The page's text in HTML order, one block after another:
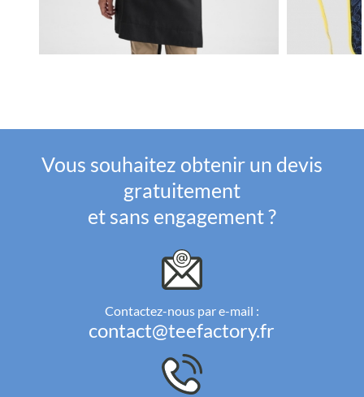
Vous souhaitez obtenir un devis
gratuitement
et sans engagement ?
Contactez-nous par e-mail :
contact@teefactory.fr